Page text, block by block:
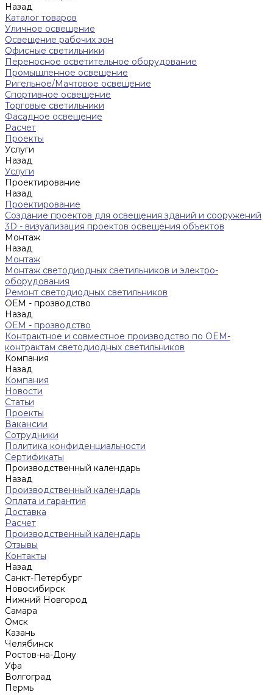
Назад
Каталог товаров
Уличное освещение
Освещение рабочих зон
Офисные светильники
Переносное осветительное оборудование
Промышленное освещение
Ригельное/Мачтовое освещение
Спортивное освещение
Торговые светильники
Фасадное освещение
Расчет
Проекты
Услуги
Назад
Услуги
Проектирование
Назад
Проектирование
Создание проектов для освещения зданий и сооружений
3D - визуализация проектов освещения объектов
Монтаж
Назад
Монтаж
Монтаж светодиодных светильников и электро-
оборудования
Ремонт светодиодных светильников
ОЕМ - прозводство
Назад
ОЕМ - прозводство
Контрактное и совместное производство по OEM-
контрактам светодиодных светильников
Компания
Назад
Компания
Новости
Статьи
Проекты
Вакансии
Сотрудники
Политика конфиденциальности
Сертификаты
Производственный календарь
Назад
Производственный календарь
Оплата и гарантия
Доставка
Расчет
Производственный календарь
Отзывы
Контакты
Назад
Санкт-Петербург
Новосибирск
Нижний Новгород
Cамара
Омск
Казань
Челябинск
Ростов-на-Дону
Уфа
Волгоград
Пермь